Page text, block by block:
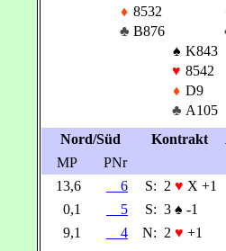
♦ 8532
♣ B876
♠ K843
♥ 8542
♦ D9
♣ A105
Nord/Süd
Kontrakt
MP
PNr
13,6
6 S: 2 ♥ X +1
0,1
5 S: 3 ♠ -1
9,1
4 N: 2 ♥ +1